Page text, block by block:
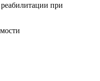
при